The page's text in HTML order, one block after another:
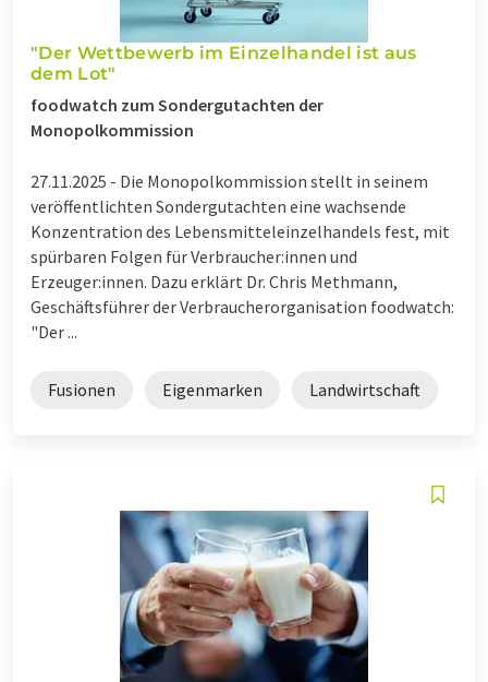
"Der Wettbewerb im Einzelhandel ist aus
dem Lot"
foodwatch zum Sondergutachten der
Monopolkommission
27.11.2025 - Die Monopolkommission stellt in seinem
veröffentlichten Sondergutachten eine wachsende
Konzentration des Lebensmitteleinzelhandels fest, mit
spürbaren Folgen für Verbraucher:innen und
Erzeuger:innen. Dazu erklärt Dr. Chris Methmann,
Geschäftsführer der Verbraucherorganisation foodwatch:
"Der ...
Fusionen Eigenmarken Landwirtschaft